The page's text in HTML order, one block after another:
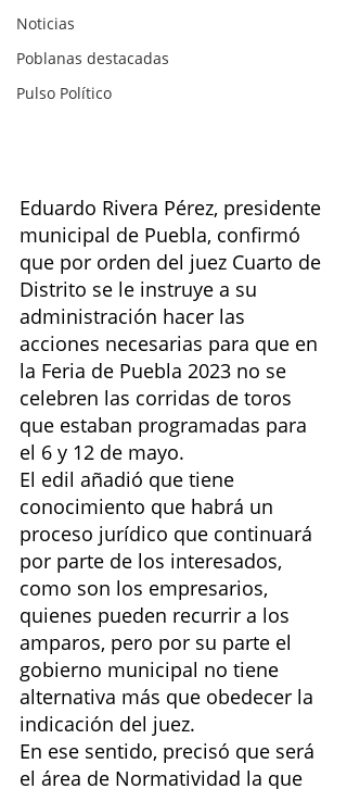
Noticias
Poblanas destacadas
Pulso Político
Eduardo Rivera Pérez, presidente
municipal de Puebla, confirmó
que por orden del juez Cuarto de
Distrito se le instruye a su
administración hacer las
acciones necesarias para que en
la Feria de Puebla 2023 no se
celebren las corridas de toros
que estaban programadas para
el 6 y 12 de mayo.
El edil añadió que tiene
conocimiento que habrá un
proceso jurídico que continuará
por parte de los interesados,
como son los empresarios,
quienes pueden recurrir a los
amparos, pero por su parte el
gobierno municipal no tiene
alternativa más que obedecer la
indicación del juez.
En ese sentido, precisó que será
el área de Normatividad la que